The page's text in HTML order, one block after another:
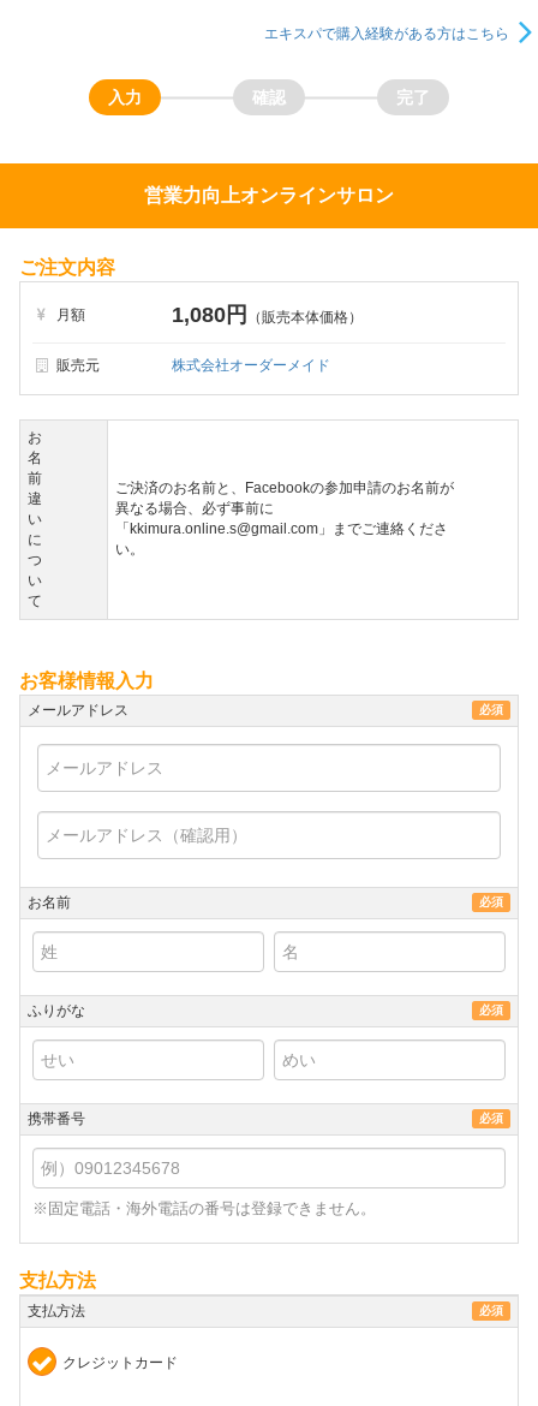
エキスパで購入経験がある方はこちら
営業力向上オンラインサロン
ご注文内容
月額 1,080円 （販売本体価格）
販売元 株式会社オーダーメイド
お
名
前
違
い
に
つ
い
て
ご決済のお名前と、Facebookの参加申請のお名前が
異なる場合、必ず事前に
「kkimura.online.s@gmail.com」までご連絡くださ
い。
お客様情報入力
メールアドレス 必須
お名前 必須
ふりがな 必須
携帯番号 必須
※固定電話・海外電話の番号は登録できません。
支払方法
支払方法 必須
クレジットカード